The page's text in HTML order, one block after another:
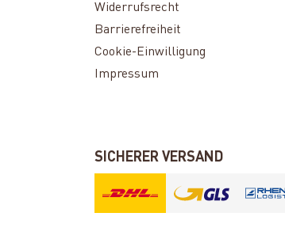
Widerrufsrecht
Barrierefreiheit
Cookie-Einwilligung
Impressum
SICHERER VERSAND